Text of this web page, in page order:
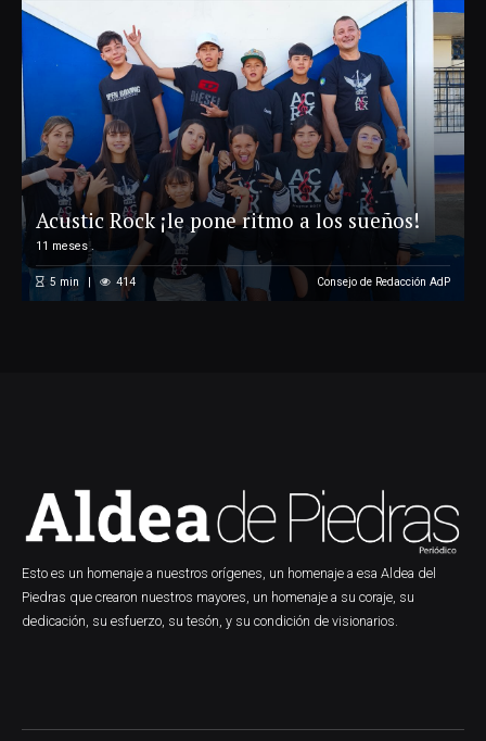
Acustic Rock ¡le pone ritmo a los sueños!
11 meses .
5 min 414 Consejo de Redacción AdP
Esto es un homenaje a nuestros orígenes, un homenaje a esa Aldea del
Piedras que crearon nuestros mayores, un homenaje a su coraje, su
dedicación, su esfuerzo, su tesón, y su condición de visionarios.